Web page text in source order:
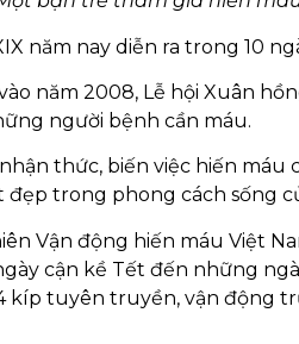
năm nay diễn ra trong 10
năm 2008, Lễ hội Xuân
người bệnh cần máu.
thức, biến việc hiến
trong phong cách sống
Vận động hiến máu Việt
cận kề Tết đến những
kíp tuyên truyền, vận động